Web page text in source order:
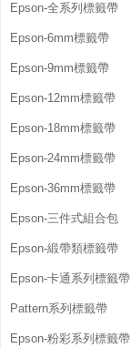
Epson-全系列標籤帶
Epson-6mm標籤帶
Epson-9mm標籤帶
Epson-12mm標籤帶
Epson-18mm標籤帶
Epson-24mm標籤帶
Epson-36mm標籤帶
Epson-三件式組合包
Epson-緞帶類標籤帶
Epson-卡通系列標籤帶
Pattern系列標籤帶
Epson-粉彩系列標籤帶